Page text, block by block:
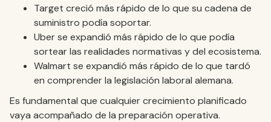
Target creció más rápido de lo que su cadena de
suministro podía soportar.
Uber se expandió más rápido de lo que podía
sortear las realidades normativas y del ecosistema.
Walmart se expandió más rápido de lo que tardó
en comprender la legislación laboral alemana.
Es fundamental que cualquier crecimiento planificado
vaya acompañado de la preparación operativa.